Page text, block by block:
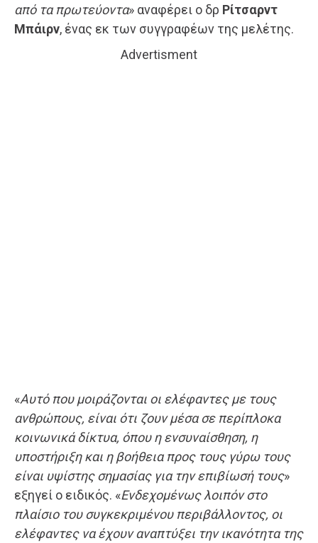
από τα πρωτεύοντα» αναφέρει ο δρ Ρίτσαρντ
Μπάιρν, ένας εκ των συγγραφέων της μελέτης.
Advertisment
«Αυτό που μοιράζονται οι ελέφαντες με τους
ανθρώπους, είναι ότι ζουν μέσα σε περίπλοκα
κοινωνικά δίκτυα, όπου η ενσυναίσθηση, η
υποστήριξη και η βοήθεια προς τους γύρω τους
είναι υψίστης σημασίας για την επιβίωσή τους»
εξηγεί ο ειδικός. «Ενδεχομένως λοιπόν στο
πλαίσιο του συγκεκριμένου περιβάλλοντος, οι
ελέφαντες να έχουν αναπτύξει την ικανότητα της